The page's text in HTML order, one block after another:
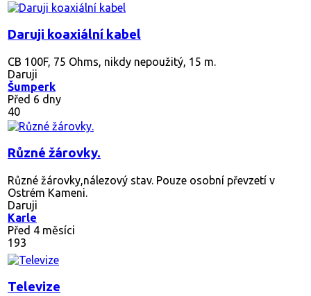
Daruji koaxiální kabel
CB 100F, 75 Ohms, nikdy nepoužitý, 15 m.
Daruji
Šumperk
Před 6 dny
40
Různé žárovky.
Různé žárovky,nálezový stav. Pouze osobní převzetí v
Ostrém Kameni.
Daruji
Karle
Před 4 měsíci
193
Televize